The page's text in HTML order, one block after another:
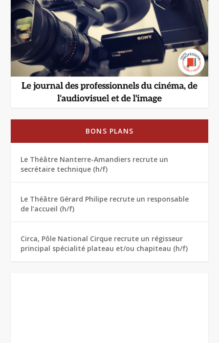
BONS PLANS
Le Théâtre Nanterre-Amandiers recrute un
secrétaire technique (h/f)
Le Théâtre Gérard Philipe recrute un responsable
de l’accueil (h/f)
Circa, Pôle National Cirque recrute un régisseur
principal spécialité plateau et/ou chapiteau (h/f)